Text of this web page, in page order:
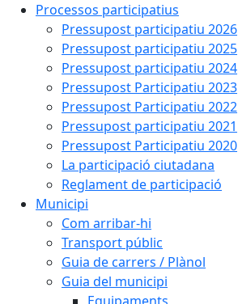
Processos participatius
Pressupost participatiu 2026
Pressupost participatiu 2025
Pressupost participatiu 2024
Pressupost Participatiu 2023
Pressupost Participatiu 2022
Pressupost participatiu 2021
Pressupost Participatiu 2020
La participació ciutadana
Reglament de participació
Municipi
Com arribar-hi
Transport públic
Guia de carrers / Plànol
Guia del municipi